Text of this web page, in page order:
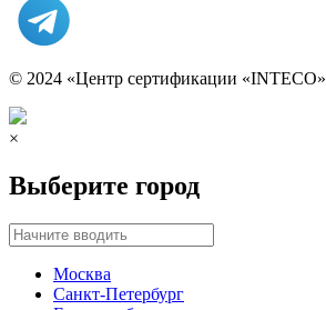
© 2024 «Центр сертификации «INTECO»
×
Выберите город
Москва
Санкт-Петербург